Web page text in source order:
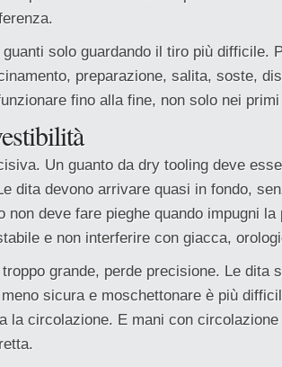
solo guardando il tiro più difficile.
preparazione, salita, soste,
fino alla fine, non solo nei
Un guanto da dry tooling deve
dita devono arrivare quasi in fondo,
non deve fare pieghe quando impugni
e non interferire con giacca,
grande, perde precisione. Le dita
sicura e moschettonare è più
la circolazione. E mani con